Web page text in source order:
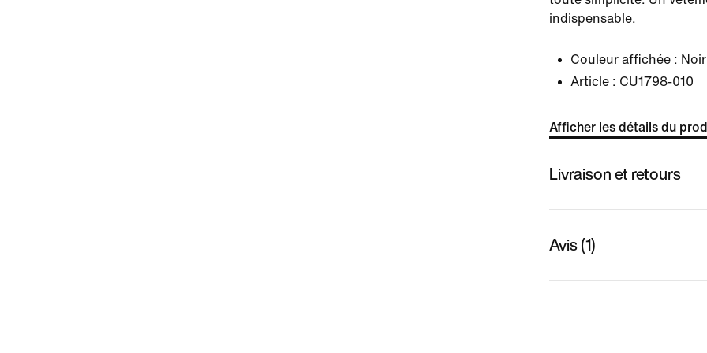
indispensable.
Couleur affichée : Noir
Article : CU1798-010
Afficher les détails du
Livraison et retours
Avis (1)